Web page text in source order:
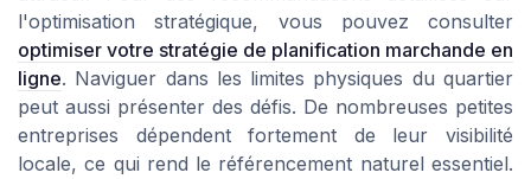
l'optimisation stratégique, vous pouvez consulter
optimiser votre stratégie de planification marchande en
ligne. Naviguer dans les limites physiques du quartier
peut aussi présenter des défis. De nombreuses petites
entreprises dépendent fortement de leur visibilité
locale, ce qui rend le référencement naturel essentiel.